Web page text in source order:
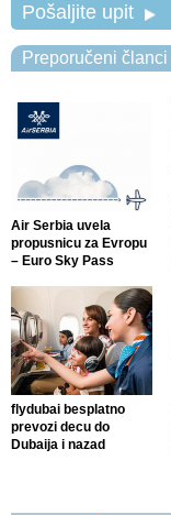
Pošaljite upit
Preporučeni članci
Air Serbia uvela
propusnicu za Evropu
– Euro Sky Pass
flydubai besplatno
prevozi decu do
Dubaija i nazad